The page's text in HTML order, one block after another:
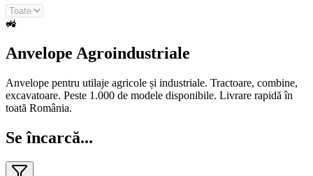
🚜
Anvelope Agroindustriale
Anvelope pentru utilaje agricole și industriale. Tractoare, combine,
excavatoare. Peste 1.000 de modele disponibile. Livrare rapidă în
toată România.
Se încarcă...